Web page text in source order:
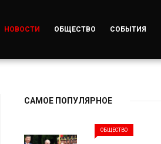
НОВОСТИ ОБЩЕСТВО СОБЫТИЯ
САМОЕ ПОПУЛЯРНОЕ
ОБЩЕСТВО